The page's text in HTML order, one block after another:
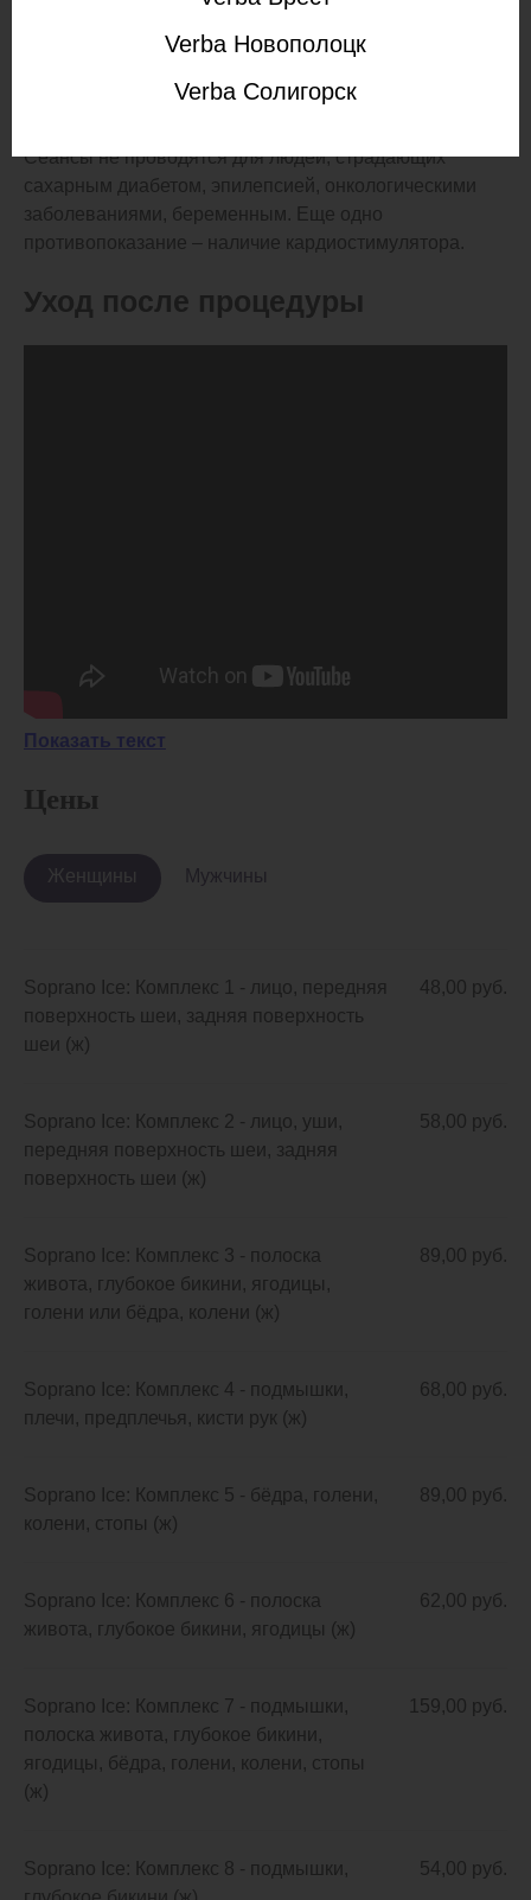
Лазерная эпиляция – процедура безопасная,
применять ее можно с 14 лет, но иногда она не
лазером пациентам с кожными заболеваниями, в том
Сеансы не проводятся для людей, страдающих
сахарным диабетом, эпилепсией, онкологическими
заболеваниями, беременным. Еще одно
противопоказание – наличие кардиостимулятора.
Уход после процедуры
Показать текст
Цены
Женщины Мужчины
Soprano Ice: Комплекс 1 - лицо, передняя
поверхность шеи, задняя поверхность
шеи (ж)
48,00 руб.
Soprano Ice: Комплекс 2 - лицо, уши,
передняя поверхность шеи, задняя
поверхность шеи (ж)
58,00 руб.
Soprano Ice: Комплекс 3 - полоска
живота, глубокое бикини, ягодицы,
голени или бёдра, колени (ж)
89,00 руб.
Soprano Ice: Комплекс 4 - подмышки,
плечи, предплечья, кисти рук (ж)
68,00 руб.
Soprano Ice: Комплекс 5 - бёдра, голени,
колени, стопы (ж)
89,00 руб.
Soprano Ice: Комплекс 6 - полоска
живота, глубокое бикини, ягодицы (ж)
62,00 руб.
Soprano Ice: Комплекс 7 - подмышки,
полоска живота, глубокое бикини,
ягодицы, бёдра, голени, колени, стопы
(ж)
159,00 руб.
Soprano Ice: Комплекс 8 - подмышки,
54,00 руб.
Verba Новополоцк
Verba Солигорск